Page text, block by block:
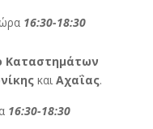
16:30-18:30
Καταστημάτων
καιΑχαΐας.
16:30-18:30